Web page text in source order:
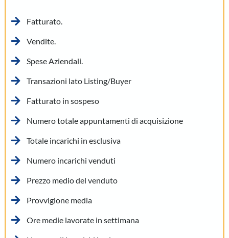
Fatturato.
Vendite.
Spese Aziendali.
Transazioni lato Listing/Buyer
Fatturato in sospeso
Numero totale appuntamenti di acquisizione
Totale incarichi in esclusiva
Numero incarichi venduti
Prezzo medio del venduto
Provvigione media
Ore medie lavorate in settimana